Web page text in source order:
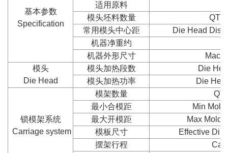
基本参数
Specification
适用原料
模头坯料数量
QTY
常用模头中心距
Die Head
机器净重约
机器外形尺寸
模头
Die Head
模头加热段数
Die
模头加热功率
Die
锁模架系统
Carriage system
模架数量
最小合模距
Min
最大开模距
Max Mold
模板尺寸
Effective
摆架行程